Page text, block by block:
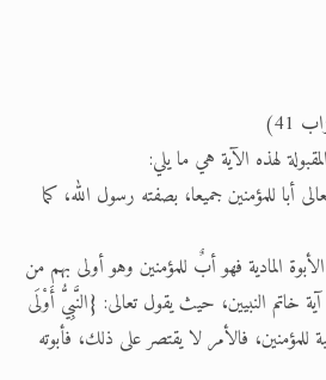
لهذه الآية هي ما يلي:
للمؤمنين جميعا، بصفته رسول الله، كما
المادية فهو أبٌ للمؤمنين وهو أولى بهم من
خاتم النبيين، حيث يقول تعالى: {النَّبِيُّ أَوْلَى
تلك المنـزلة بالنسبة للمؤمنين، فالأمر لا يقتصر على ذلك، فأبوته